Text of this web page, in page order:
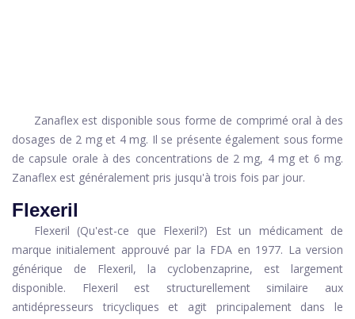
Zanaflex est disponible sous forme de comprimé oral à des
dosages de 2 mg et 4 mg. Il se présente également sous forme
de capsule orale à des concentrations de 2 mg, 4 mg et 6 mg.
Zanaflex est généralement pris jusqu'à trois fois par jour.
Flexeril
Flexeril (Qu'est-ce que Flexeril?) Est un médicament de
marque initialement approuvé par la FDA en 1977. La version
générique de Flexeril, la cyclobenzaprine, est largement
disponible. Flexeril est structurellement similaire aux
antidépresseurs tricycliques et agit principalement dans le